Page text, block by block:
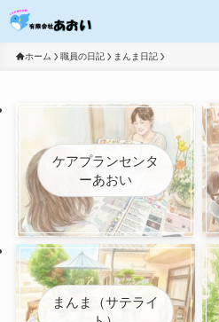
ホーム 職員の日記 まんま日記
ケアプランセンタ
ーあおい
まんま（サテライ